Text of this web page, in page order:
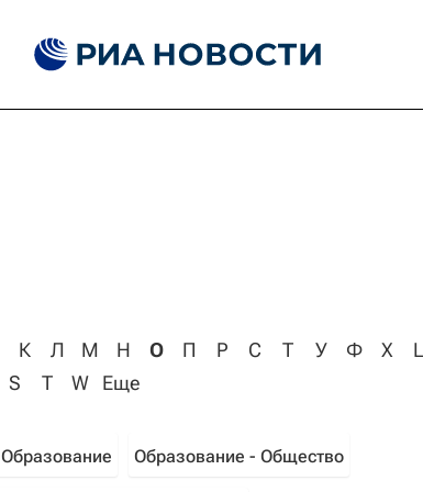
К Л М Н О П Р С Т У Ф Х
S T W Еще
Образование Образование - Общество